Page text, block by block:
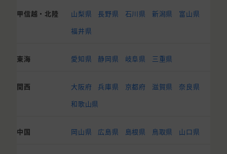
甲信越・北陸 山梨県 長野県 石川県 新潟県
富山県
福井県
東海 愛知県 静岡県 岐阜県 三重県
関西 大阪府 兵庫県 京都府 滋賀県
奈良県
和歌山県
中国 岡山県 広島県 島根県 鳥取県 山口県